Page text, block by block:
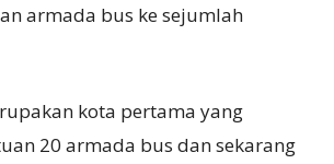
armada bus ke sejumlah
kota pertama yang
20 armada bus dan sekarang